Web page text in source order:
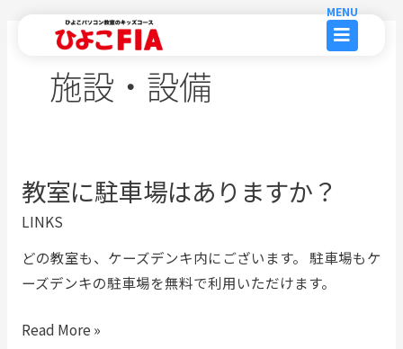
施設・設備
教室に駐車場はありますか？
LINKS
どの教室も、ケーズデンキ内にございます。 駐車場もケ
ーズデンキの駐車場を無料で利用いただけます。
教
室
駐
車
は
Read More »